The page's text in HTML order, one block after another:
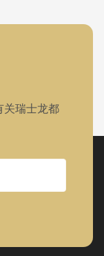
关瑞士龙都